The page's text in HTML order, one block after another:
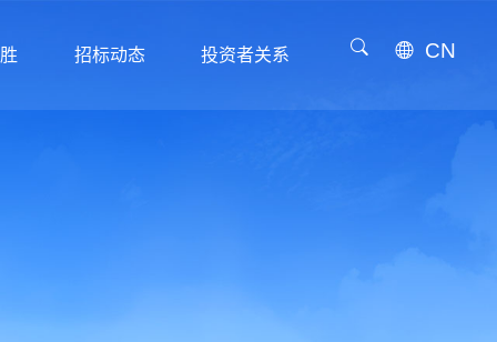
招标动态 投资者关系 CN